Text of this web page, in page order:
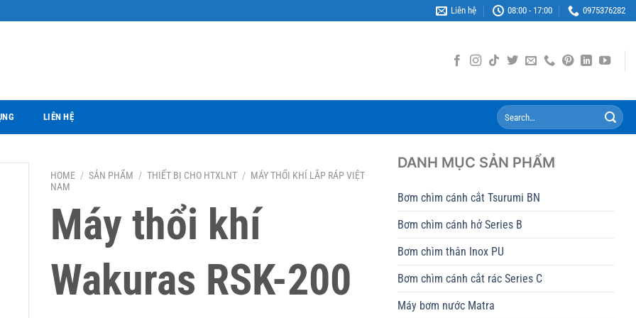
Liên hệ 08:00 - 17:00 0975376282
LIÊN HỆ
Search
for:
DANH MỤC SẢN PHẨM
Bơm chìm cánh cắt Tsurumi BN
Bơm chìm cánh hở Series B
Bơm chìm thân Inox PU
Bơm chìm cánh cắt rác Series C
Máy bơm nước Matra
HOME / SẢN PHẨM / THIẾT BỊ CHO HTXLNT / MÁY THỔI KHÍ LẮP RÁP VIỆT
NAM
Máy thổi khí
Wakuras RSK-200